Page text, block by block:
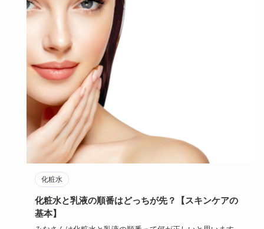
化粧水
化粧水と乳液の順番はどっちが先？【スキンケアの
基本】